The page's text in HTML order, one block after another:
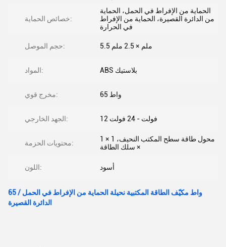
خصائص الحماية:
الحماية من الإفراط في الحمل، الحماية
من الدائرة القصيرة، الحماية من الإفراط
في الحرارة
حجم الموصل: 5.5 ملم × 2.5 ملم
المواد: ABS بلاستيك
مخرج قوي: 65 واط
الجهد الخارجي: 12 فولت - 24 فولت
محتويات الحزمة:
1 × محول طاقة سطح المكتب النحيف، 1
× سلك الطاقة
اللون: أسود
65 واط مكيّف الطاقة المكتبية نحيلة الحماية من الإفراط في الحمل /
الدائرة القصيرة